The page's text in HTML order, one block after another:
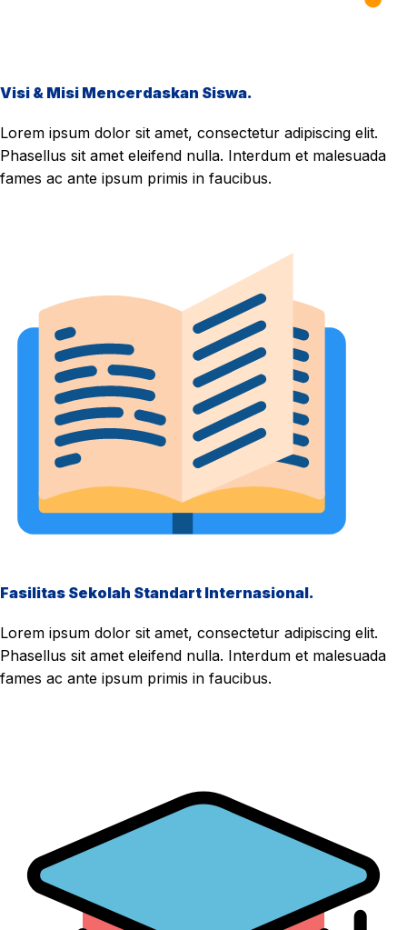
Visi & Misi Mencerdaskan Siswa.
Lorem ipsum dolor sit amet, consectetur adipiscing elit.
Phasellus sit amet eleifend nulla. Interdum et malesuada
fames ac ante ipsum primis in faucibus.
Fasilitas Sekolah Standart Internasional.
Lorem ipsum dolor sit amet, consectetur adipiscing elit.
Phasellus sit amet eleifend nulla. Interdum et malesuada
fames ac ante ipsum primis in faucibus.